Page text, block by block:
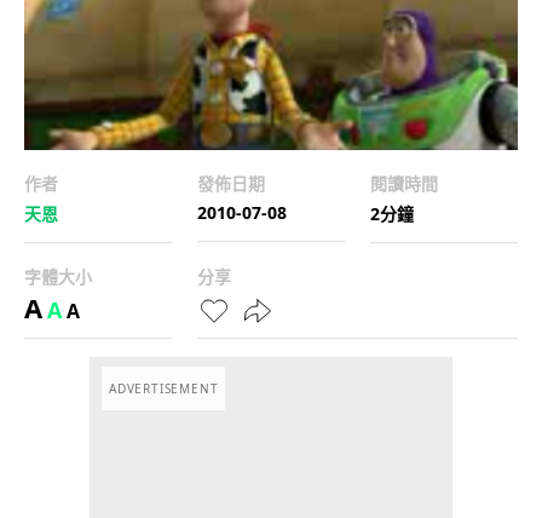
作者
天恩
發佈日期
2010-07-08
閱讀時間
2分鐘
字體大小
AAA
分享
ADVERTISEMENT